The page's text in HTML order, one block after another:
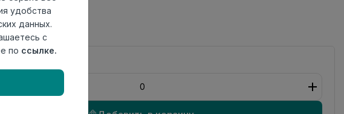
Ковролин тканный
удобства
данных.
с
по ссылке.